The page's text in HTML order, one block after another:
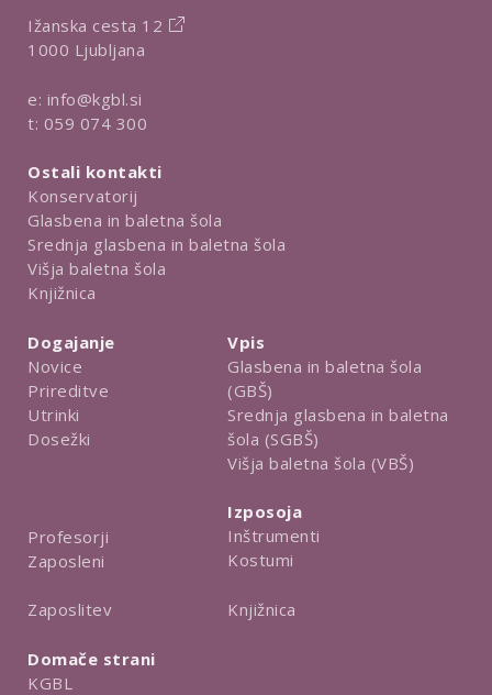
Ižanska cesta 12
1000 Ljubljana
e: info@kgbl.si
t: 059 074 300
Ostali kontakti
Konservatorij
Glasbena in baletna šola
Srednja glasbena in baletna šola
Višja baletna šola
Knjižnica
Dogajanje
Novice
Prireditve
Utrinki
Dosežki
Profesorji
Zaposleni
Zaposlitev
Vpis
Glasbena in baletna šola
(GBŠ)
Srednja glasbena in baletna
šola (SGBŠ)
Višja baletna šola (VBŠ)
Izposoja
Inštrumenti
Kostumi
Knjižnica
Domače strani
KGBL